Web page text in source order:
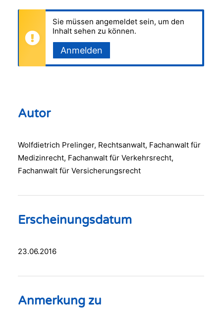
Sie müssen angemeldet sein, um den
Inhalt sehen zu können.
Anmelden
Autor
Wolfdietrich Prelinger, Rechtsanwalt, Fachanwalt für
Medizinrecht, Fachanwalt für Verkehrsrecht,
Fachanwalt für Versicherungsrecht
Erscheinungsdatum
23.06.2016
Anmerkung zu